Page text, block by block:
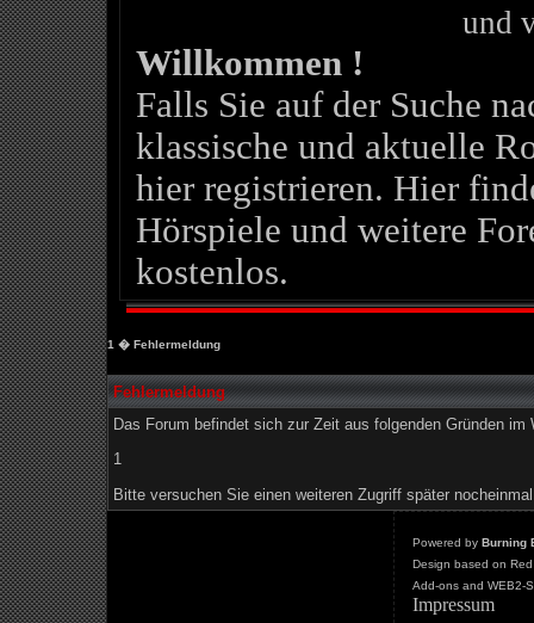
und
Willkommen !
Falls Sie auf der Suche
klassische und aktuelle
hier registrieren. Hier
Hörspiele und weitere
kostenlos.
1 � Fehlermeldung
Fehlermeldung
Das Forum befindet sich zur Zeit aus folgenden Gründen im
1
Bitte versuchen Sie einen weiteren Zugriff später
Powered by Burning
Design based on
Add-ons and WEB2-
Impressum